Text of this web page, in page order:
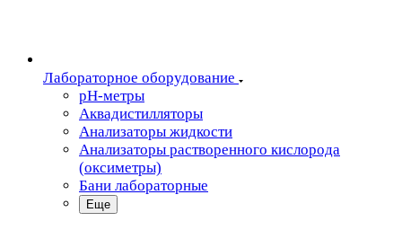
Лабораторное оборудование
pH-метры
Аквадистилляторы
Анализаторы жидкости
Анализаторы растворенного кислорода
(оксиметры)
Бани лабораторные
Еще